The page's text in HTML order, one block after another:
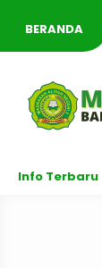
BERANDA
Info Terbaru